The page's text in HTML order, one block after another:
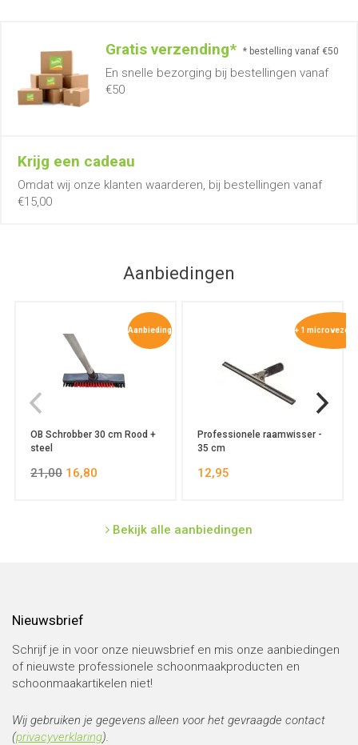
Gratis verzending* * bestelling vanaf €50
En snelle bezorging bij bestellingen vanaf
€50
Krijg een cadeau
Omdat wij onze klanten waarderen, bij bestellingen vanaf
€15,00
Aanbiedingen
Aanbieding
OB Schrobber 30 cm Rood +
steel
21,00 16,80
+ 1
Professionele raamwisser -
35 cm
12,95
Bekijk alle aanbiedingen
Nieuwsbrief
Schrijf je in voor onze nieuwsbrief en mis onze aanbiedingen
of nieuwste professionele schoonmaakproducten en
schoonmaakartikelen niet!
Wij gebruiken je gegevens alleen voor het gevraagde contact
(privacyverklaring).